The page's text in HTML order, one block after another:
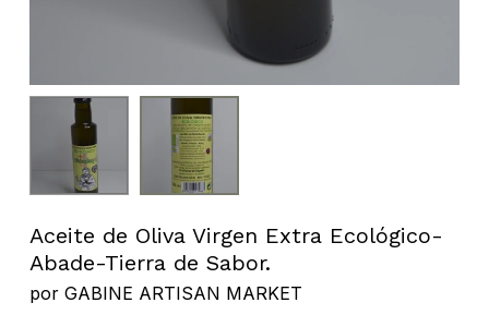
Aceite de Oliva Virgen Extra Ecológico-
Abade-Tierra de Sabor.
por GABINE ARTISAN MARKET